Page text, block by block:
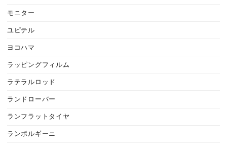
モニター
ユピテル
ヨコハマ
ラッピングフィルム
ラテラルロッド
ランドローバー
ランフラットタイヤ
ランボルギーニ